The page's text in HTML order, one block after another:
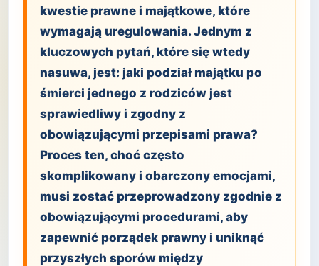
kwestie prawne i majątkowe, które
wymagają uregulowania. Jednym z
kluczowych pytań, które się wtedy
nasuwa, jest: jaki podział majątku po
śmierci jednego z rodziców jest
sprawiedliwy i zgodny z
obowiązującymi przepisami prawa?
Proces ten, choć często
skomplikowany i obarczony emocjami,
musi zostać przeprowadzony zgodnie z
obowiązującymi procedurami, aby
zapewnić porządek prawny i uniknąć
przyszłych sporów między